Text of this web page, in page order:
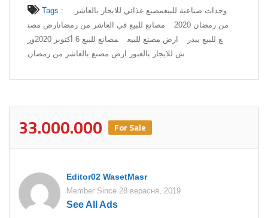
Tags : وحدات صناعية للبيعمصنع غذائي للايجار بالعاشر
من رمضان 2020
مصانع للبيع في العاشر من رمضانارض مصن
ع للبيع ببدر
ارض مصنع للبيع مصانع للبيع 6 أكتوبر 2020
ور
ش للايجار بالعبور ارض مصنع بالعاشر من رمضان
33.000.000 For Sale
Editor02 WasetMasr
Member Since 28 верасня, 2019
See All Ads